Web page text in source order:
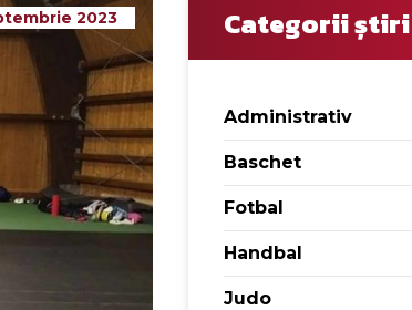
2023 Categorii știri
Administrativ
Baschet
Fotbal
Handbal
Judo